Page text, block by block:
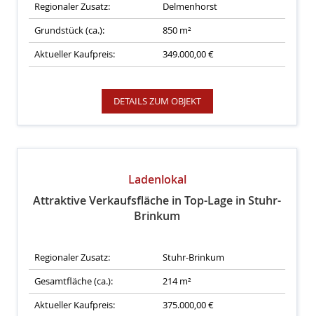
Regionaler Zusatz:
Delmenhorst
Grundstück (ca.):
850 m²
Aktueller Kaufpreis:
349.000,00 €
DETAILS ZUM OBJEKT
Ladenlokal
Attraktive Verkaufsfläche in Top-Lage in Stuhr-
Brinkum
Regionaler Zusatz:
Stuhr-Brinkum
Gesamtfläche (ca.):
214 m²
Aktueller Kaufpreis:
375.000,00 €